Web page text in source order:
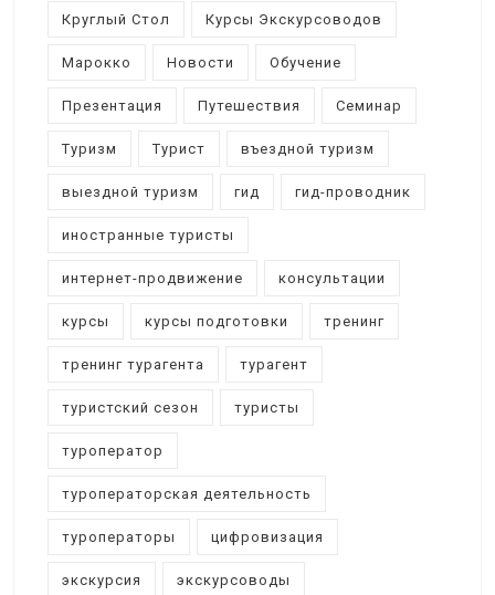
Круглый Стол Курсы Экскурсоводов
Марокко Новости Обучение
Презентация Путешествия Семинар
Туризм Турист въездной туризм
выездной туризм гид гид-проводник
иностранные туристы
интернет-продвижение консультации
курсы курсы подготовки тренинг
тренинг турагента турагент
туристский сезон туристы
туроператор
туроператорская деятельность
туроператоры цифровизация
экскурсия экскурсоводы